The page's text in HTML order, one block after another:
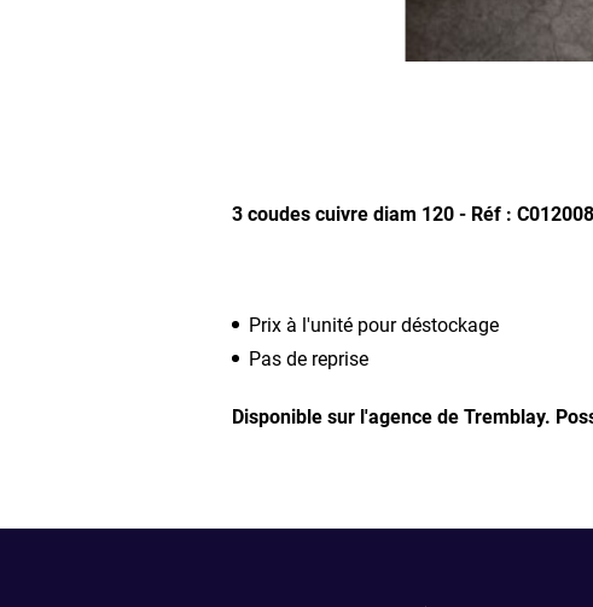
3 coudes cuivre diam 120 - Réf :
Prix à l'unité pour déstockage
Pas de reprise
Disponible sur l'agence de Tremblay.